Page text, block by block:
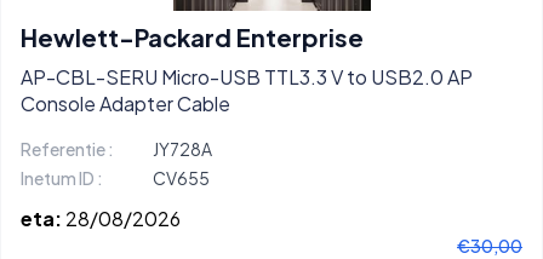
Hewlett-Packard Enterprise
AP-CBL-SERU Micro-USB TTL3.3 V to USB2.0 AP
Console Adapter Cable
Referentie :
JY728A
Inetum ID :
CV655
eta: 28/08/2026
€30,00